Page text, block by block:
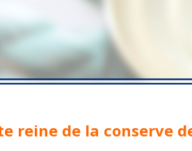
reine de la conserve